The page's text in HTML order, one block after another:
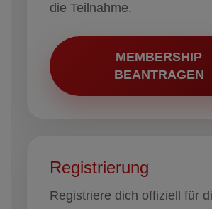
die Teilnahme.
MEMBERSHIP
BEANTRAGEN
Registrierung
Registriere dich offiziell für